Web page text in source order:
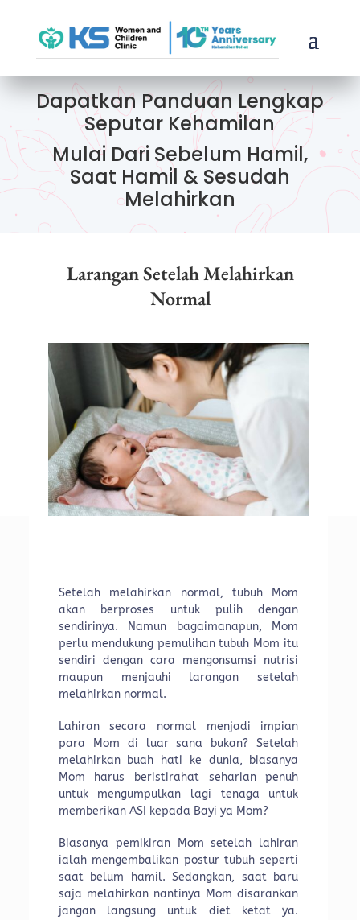
Dapatkan Panduan Lengkap
Seputar Kehamilan
Mulai Dari Sebelum Hamil,
Saat Hamil & Sesudah
Melahirkan
Larangan Setelah Melahirkan
Normal
Setelah melahirkan normal, tubuh Mom
akan berproses untuk pulih dengan
sendirinya. Namun bagaimanapun, Mom
perlu mendukung pemulihan tubuh Mom itu
sendiri dengan cara mengonsumsi nutrisi
maupun menjauhi larangan setelah
melahirkan normal.
Lahiran secara normal menjadi impian
para Mom di luar sana bukan? Setelah
melahirkan buah hati ke dunia, biasanya
Mom harus beristirahat seharian penuh
untuk mengumpulkan lagi tenaga untuk
memberikan ASI kepada Bayi ya Mom?
Biasanya pemikiran Mom setelah lahiran
ialah mengembalikan postur tubuh seperti
saat belum hamil. Sedangkan, saat baru
saja melahirkan nantinya Mom disarankan
jangan langsung untuk diet ketat ya.